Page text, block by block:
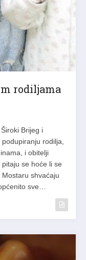
rodiljama
Brijeg i
rodilja,
i obitelji
se hoće li se
shvaćaju
sve…